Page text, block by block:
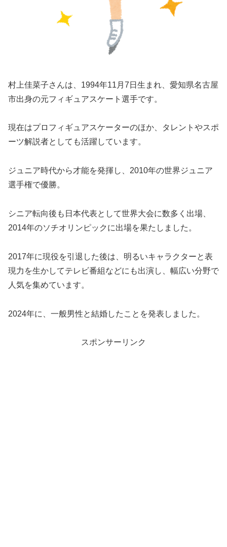
村上佳菜子さんは、1994年11月7日生まれ、愛知県名古屋
市出身の元フィギュアスケート選手です。
現在はプロフィギュアスケーターのほか、タレントやスポ
ーツ解説者としても活躍しています。
ジュニア時代から才能を発揮し、2010年の世界ジュニア
選手権で優勝。
シニア転向後も日本代表として世界大会に数多く出場、
2014年のソチオリンピックに出場を果たしました。
2017年に現役を引退した後は、明るいキャラクターと表
現力を生かしてテレビ番組などにも出演し、幅広い分野で
人気を集めています。
2024年に、一般男性と結婚したことを発表しました。
スポンサーリンク